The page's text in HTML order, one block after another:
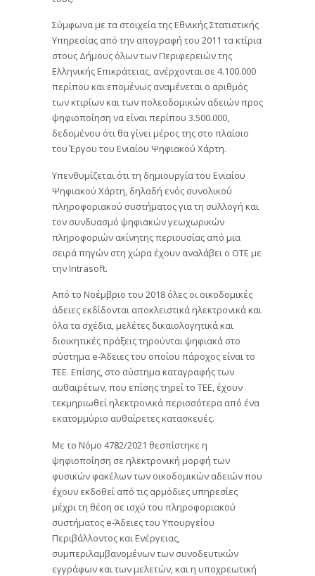
Σύμφωνα με τα στοιχεία της Εθνικής Στατιστικής
Υπηρεσίας από την απογραφή του 2011 τα κτίρια
στους Δήμους όλων των Περιφερειών της
Ελληνικής Επικράτειας, ανέρχονται σε 4.100.000
περίπου και επομένως αναμένεται ο αριθμός
των κτιρίων και των πολεοδομικών αδειών προς
ψηφιοποίηση να είναι περίπου 3.500.000,
δεδομένου ότι θα γίνει μέρος της στο πλαίσιο
του Έργου του Ενιαίου Ψηφιακού Χάρτη.
Υπενθυμίζεται ότι τη δημιουργία του Ενιαίου
Ψηφιακού Χάρτη, δηλαδή ενός συνολικού
πληροφοριακού συστήματος για τη συλλογή και
τον συνδυασμό ψηφιακών γεωχωρικών
πληροφοριών ακίνητης περιουσίας από μια
σειρά πηγών στη χώρα έχουν αναλάβει ο ΟΤΕ με
την Intrasoft.
Από το Νοέμβριο του 2018 όλες οι οικοδομικές
άδειες εκδίδονται αποκλειστικά ηλεκτρονικά και
όλα τα σχέδια, μελέτες δικαιολογητικά και
διοικητικές πράξεις τηρούνται ψηφιακά στο
σύστημα e-Άδειες του οποίου πάροχος είναι το
ΤΕΕ. Επίσης, στο σύστημα καταγραφής των
αυθαιρέτων, που επίσης τηρεί το ΤΕΕ, έχουν
τεκμηριωθεί ηλεκτρονικά περισσότερα από ένα
εκατομμύριο αυθαίρετες κατασκευές.
Με το Νόμο 4782/2021 θεσπίστηκε η
ψηφιοποίηση σε ηλεκτρονική μορφή των
φυσικών φακέλων των οικοδομικών αδειών που
έχουν εκδοθεί από τις αρμόδιες υπηρεσίες
μέχρι τη θέση σε ισχύ του πληροφοριακού
συστήματος e-Άδειες του Υπουργείου
Περιβάλλοντος και Ενέργειας,
συμπεριλαμβανομένων των συνοδευτικών
εγγράφων και των μελετών, και η υποχρεωτική